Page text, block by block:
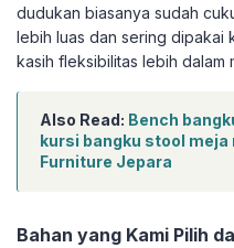
dudukan biasanya sudah
lebih luas dan sering dipakai
kasih fleksibilitas lebih dalam
Also Read: Bench
kursi bangku stool meja
Furniture Jepara
Bahan yang Kami Pilih